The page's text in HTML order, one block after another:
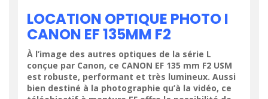
LOCATION OPTIQUE PHOTO I
CANON EF 135MM F2
À l’image des autres optiques de la série L
conçue par Canon, ce CANON EF 135 mm F2 USM
est robuste, performant et très lumineux. Aussi
bien destiné à la photographie qu’à la vidéo, ce